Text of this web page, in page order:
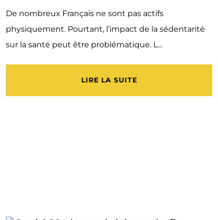
De nombreux Français ne sont pas actifs
physiquement. Pourtant, l’impact de la sédentarité
sur la santé peut être problématique. L...
LIRE LA SUITE